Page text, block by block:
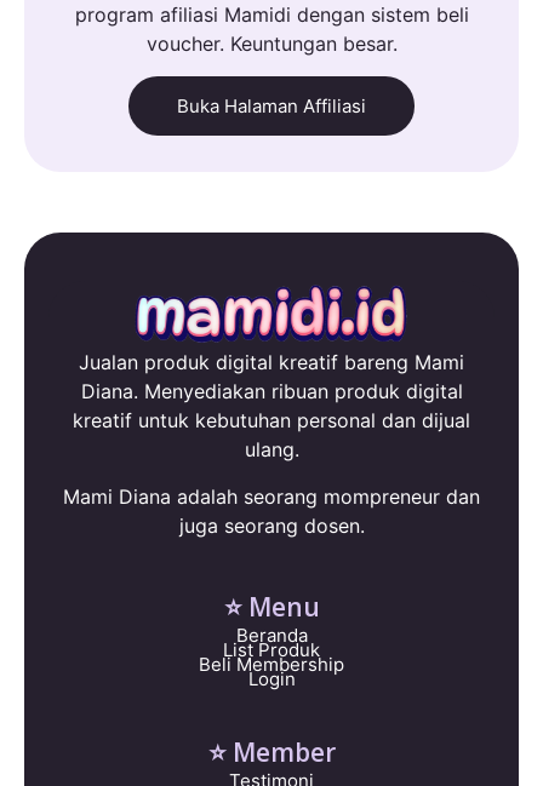
program afiliasi Mamidi dengan sistem beli
voucher. Keuntungan besar.
Buka Halaman Affiliasi
Jualan produk digital kreatif bareng Mami
Diana. Menyediakan ribuan produk digital
kreatif untuk kebutuhan personal dan dijual
ulang.
Mami Diana adalah seorang mompreneur dan
juga seorang dosen.
⭐ Menu
Beranda
List Produk
Beli Membership
Login
⭐ Member
Testimoni